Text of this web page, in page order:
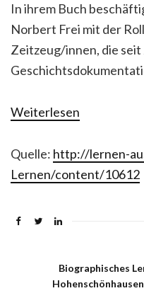
In ihrem Buch
Norbert Frei mit der
Zeitzeug/innen, die seit
Weiterlesen
Quelle: http://lernen-
Lernen/content/10612
Biographisches